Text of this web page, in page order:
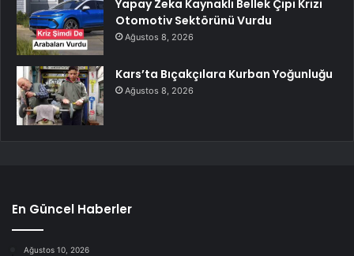
Yapay Zeka Kaynaklı Bellek Çipi Krizi
Otomotiv Sektörünü Vurdu
Ağustos 8, 2026
Kars’ta Bıçakçılara Kurban Yoğunluğu
Ağustos 8, 2026
En Güncel Haberler
Ağustos 10, 2026